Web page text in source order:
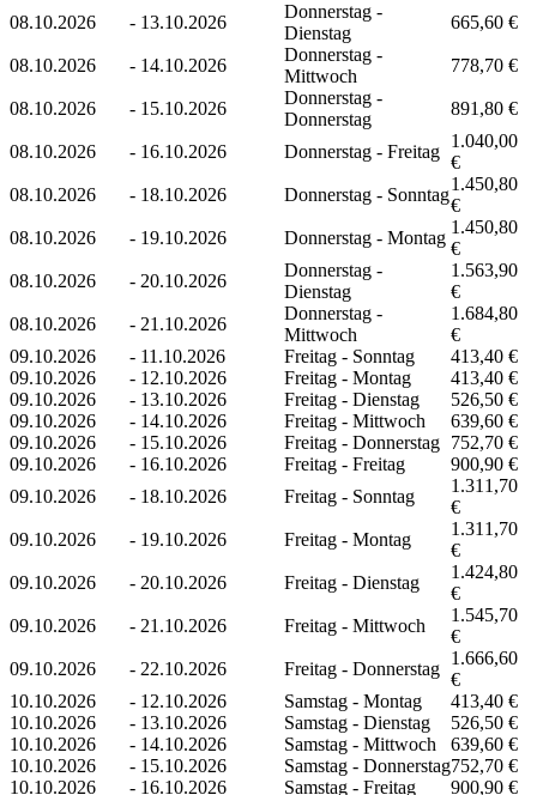
08.10.2026 - 13.10.2026
Donnerstag -
Dienstag
665,60 €
08.10.2026 - 14.10.2026
Donnerstag -
Mittwoch
778,70 €
08.10.2026 - 15.10.2026
Donnerstag -
Donnerstag
891,80 €
08.10.2026 - 16.10.2026 Donnerstag - Freitag
1.040,00
€
08.10.2026
- 18.10.2026 Donnerstag - Sonntag
1.450,80
€
08.10.2026
- 19.10.2026 Donnerstag - Montag
1.450,80
€
08.10.2026
- 20.10.2026
Donnerstag -
Dienstag
1.563,90
€
08.10.2026
- 21.10.2026
Donnerstag -
Mittwoch
1.684,80
€
09.10.2026
- 11.10.2026 Freitag - Sonntag
413,40 €
09.10.2026
- 12.10.2026 Freitag - Montag
413,40 €
09.10.2026
- 13.10.2026 Freitag - Dienstag
526,50 €
09.10.2026
- 14.10.2026 Freitag - Mittwoch
639,60 €
09.10.2026
- 15.10.2026 Freitag - Donnerstag 752,70 €
09.10.2026
- 16.10.2026 Freitag - Freitag
900,90 €
09.10.2026
- 18.10.2026 Freitag - Sonntag
1.311,70
€
09.10.2026
- 19.10.2026 Freitag - Montag
1.311,70
€
09.10.2026
- 20.10.2026 Freitag - Dienstag
1.424,80
€
09.10.2026
- 21.10.2026 Freitag - Mittwoch
1.545,70
€
09.10.2026
- 22.10.2026 Freitag - Donnerstag
1.666,60
€
10.10.2026
- 12.10.2026 Samstag - Montag
413,40 €
10.10.2026
- 13.10.2026 Samstag - Dienstag
526,50 €
10.10.2026
- 14.10.2026 Samstag - Mittwoch
639,60 €
10.10.2026
- 15.10.2026 Samstag - Donnerstag752,70 €
10.10.2026
- 16.10.2026 Samstag - Freitag
900,90 €